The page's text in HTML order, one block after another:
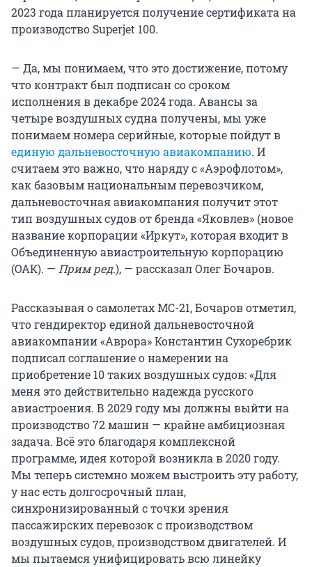
2023 года планируется получение сертификата на
производство Superjet 100.
— Да, мы понимаем, что это достижение, потому
что контракт был подписан со сроком
исполнения в декабре 2024 года. Авансы за
четыре воздушных судна получены, мы уже
понимаем номера серийные, которые пойдут в
единую дальневосточную авиакомпанию. И
считаем это важно, что наряду с «Аэрофлотом»,
как базовым национальным перевозчиком,
дальневосточная авиакомпания получит этот
тип воздушных судов от бренда «Яковлев» (новое
название корпорации «Иркут», которая входит в
Объединенную авиастроительную корпорацию
(ОАК). — Прим ред.), — рассказал Олег Бочаров.
Рассказывая о самолетах МС-21, Бочаров отметил,
что гендиректор единой дальневосточной
авиакомпании «Аврора» Константин Сухоребрик
подписал соглашение о намерении на
приобретение 10 таких воздушных судов: «Для
меня это действительно надежда русского
авиастроения. В 2029 году мы должны выйти на
производство 72 машин — крайне амбициозная
задача. Всё это благодаря комплексной
программе, идея которой возникла в 2020 году.
Мы теперь системно можем выстроить эту работу,
у нас есть долгосрочный план,
синхронизированный с точки зрения
пассажирских перевозок с производством
воздушных судов, производством двигателей. И
мы пытаемся унифицировать всю линейку